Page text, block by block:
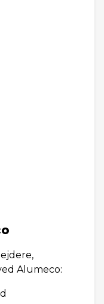
Alumeco: